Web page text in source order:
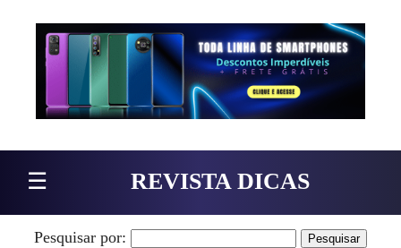
Pular para o conteúdo
☰ REVISTA DICAS
Pesquisar por: